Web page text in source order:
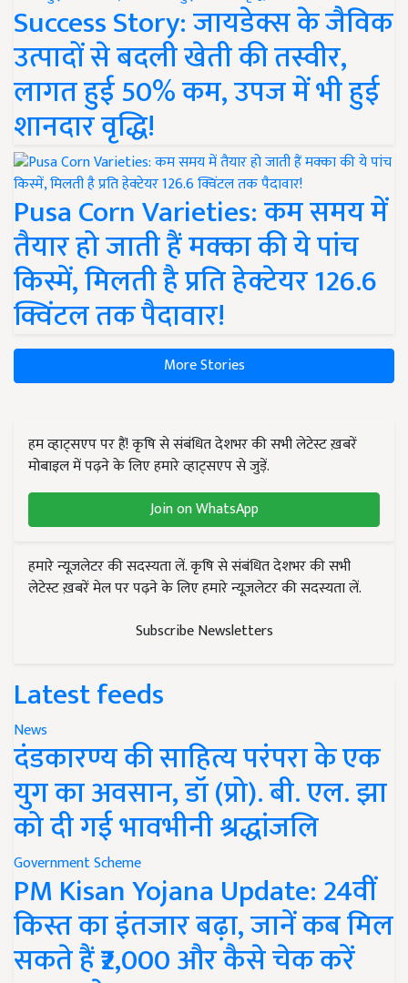
Success Story: जायडेक्स के जैविक
उत्पादों से बदली खेती की तस्वीर,
लागत हुई 50% कम, उपज में भी हुई
शानदार वृद्धि!
Pusa Corn Varieties: कम समय में
तैयार हो जाती हैं मक्का की ये पांच
किस्में, मिलती है प्रति हेक्टेयर 126.6
क्विंटल तक पैदावार!
More Stories
हम व्हाट्सएप पर हैं! कृषि से संबंधित देशभर की सभी लेटेस्ट ख़बरें
मोबाइल में पढ़ने के लिए हमारे व्हाट्सएप से जुड़ें.
Join on WhatsApp
हमारे न्यूज़लेटर की सदस्यता लें. कृषि से संबंधित देशभर की सभी
लेटेस्ट ख़बरें मेल पर पढ़ने के लिए हमारे न्यूज़लेटर की सदस्यता लें.
Subscribe Newsletters
Latest feeds
News
दंडकारण्य की साहित्य परंपरा के एक
युग का अवसान, डॉ (प्रो). बी. एल. झा
को दी गई भावभीनी श्रद्धांजलि
Government Scheme
PM Kisan Yojana Update: 24वीं
किस्त का इंतजार बढ़ा, जानें कब मिल
सकते हैं ₹2,000 और कैसे चेक करें